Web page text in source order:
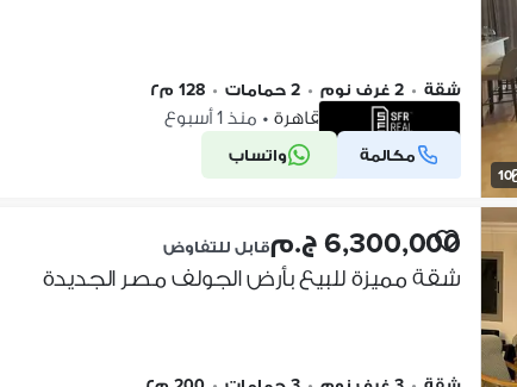
10
شقة • 2 غرف نوم • 2 حمامات • 128 م٢
مصر الجديدة، القاهرة • منذ 1 أسبوع
مكالمة واتساب شركة موثقة
6,300,000 ج.م قابل للتفاوض
شقة مميزة للبيع بأرض الجولف مصر الجديدة